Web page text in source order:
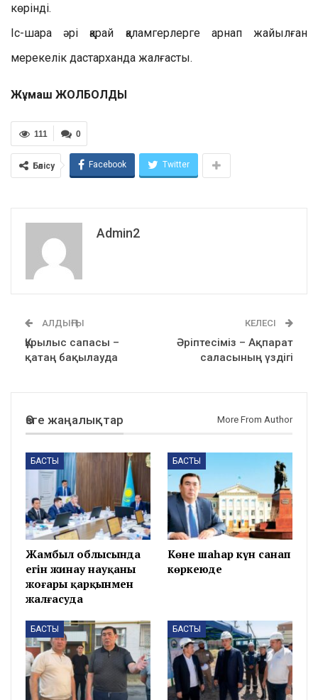
көрінді.
Іс-шара әрі қарай қаламгерлерге арнап жайылған
мерекелік дастарханда жалғасты.
Жұмаш ЖОЛБОЛДЫ
0
111
Бөлісу Facebook Twitter
Admin2
АЛДЫҢҒЫ
Құрылыс сапасы –
қатаң бақылауда
КЕЛЕСІ
Әріптесіміз – Ақпарат
саласының үздігі
Өзге жаңалықтар More From Author
БАСТЫ
Жамбыл облысында
егін жинау науқаны
жоғары қарқынмен
жалғасуда
БАСТЫ
Көне шаһар күн санап
көркеюде
БАСТЫ БАСТЫ